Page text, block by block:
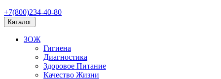
+7(800)234-40-80
Каталог
ЗОЖ
Гигиена
Диагностика
Здоровое Питание
Качество Жизни